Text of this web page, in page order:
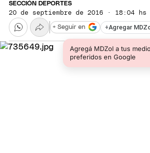
SECCIÓN DEPORTES
20 de septiembre de 2016 · 18:04 hs
+Agregar
Agregá MDZol a tus
preferidos en Google
+ Seguir en